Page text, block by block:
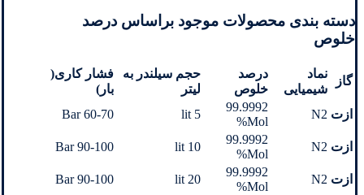
دسته بندی محصولات موجود براساس درصد
خلوص
گاز
نماد
شیمیایی
درصد
خلوص
حجم سیلندر به
لیتر
فشار کاری(
بار)
ازت N2
99.9992
Mol%
5 lit
60-70 Bar
ازت N2
99.9992
Mol%
10 lit
90-100 Bar
ازت N2
99.9992
Mol%
20 lit
90-100 Bar